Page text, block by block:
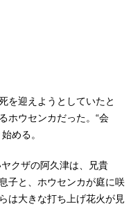
を迎えようとしていたと
ホウセンカだった。“会
める。
クザの阿久津は、兄貴
子と、ホウセンカが庭に咲
は大きな打ち上げ花火が見